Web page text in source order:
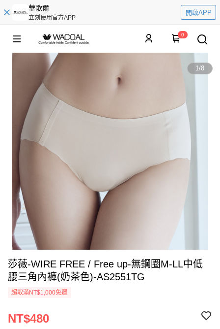
華歌爾
立刻使用官方APP
開啟APP
0
1/8
莎薇-WIRE FREE / Free up-無鋼圈M-LL中低
腰三角內褲(奶茶色)-AS2551TG
超取滿NT$1,000免運
NT$480